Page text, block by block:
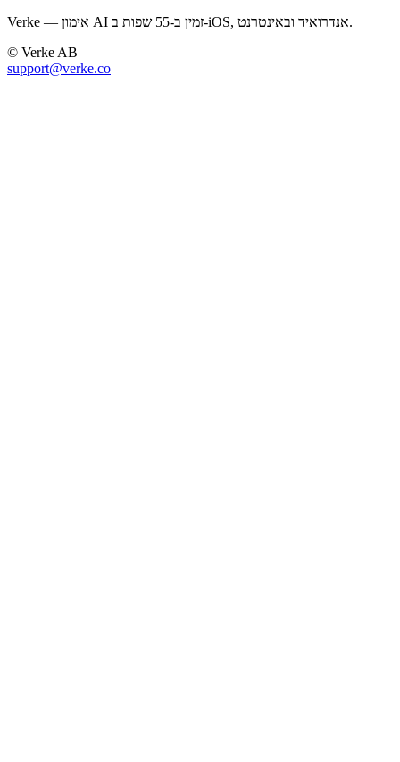
Verke — אימון AI זמין ב-55 שפות ב-iOS, אנדרואיד ובאינטרנט.
© Verke AB
support@verke.co